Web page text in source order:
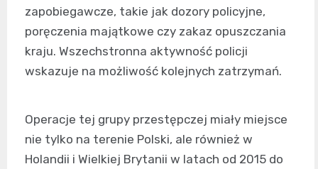
zapobiegawcze, takie jak dozory policyjne,
poręczenia majątkowe czy zakaz opuszczania
kraju. Wszechstronna aktywność policji
wskazuje na możliwość kolejnych zatrzymań.
Operacje tej grupy przestępczej miały miejsce
nie tylko na terenie Polski, ale również w
Holandii i Wielkiej Brytanii w latach od 2015 do